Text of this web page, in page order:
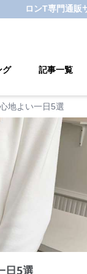
ロンT専門通販
グ 記事一覧
地よい一日5選
日5選